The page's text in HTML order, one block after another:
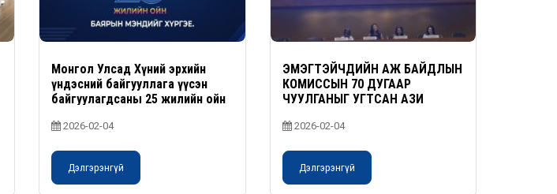
Монгол Улсад Хүний эрхийн
үндэсний байгууллага үүсэн
байгуулагдсаны 25 жилийн ойн
2026-02-04
Дэлгэрэнгүй
ЭМЭГТЭЙЧҮҮДИЙН АЖ БАЙДЛЫН
КОМИССЫН 70 ДУГААР
ЧУУЛГАНЫГ УГТСАН АЗИ
БЭЛТГЭЛ ХУРАЛД ЗАСГИЙН
БАЙГУУЛЛАГУУД САЙН
ТУРШЛАГАА ТАНИЛЦУУЛЛАА
2026-02-04
Дэлгэрэнгүй